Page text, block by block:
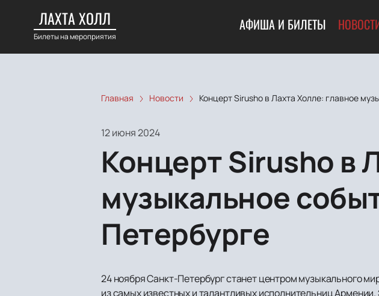
ЛАХТА ХОЛЛ
Билеты на мероприятия
АФИША И БИЛЕТЫ
Главная Новости Концерт Sirusho в Лахта Холле: главное
12 июня 2024
Концерт Sirusho в
музыкальное
Петербурге
24 ноября Санкт-Петербург станет центром музыкального
из самых известных и талантливых исполнительниц